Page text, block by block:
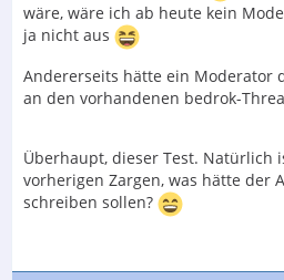
wäre, wäre ich ab heute kein
ja nicht aus
Andererseits hätte ein Moderator
an den vorhandenen bedrok-
Überhaupt, dieser Test. Natürlich
vorherigen Zargen, was hätte der
schreiben sollen?